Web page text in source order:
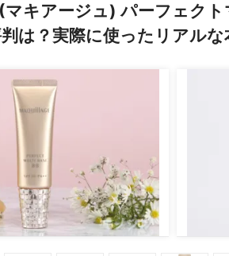
キアージュ) パーフェク
は？実際に使ったリアル